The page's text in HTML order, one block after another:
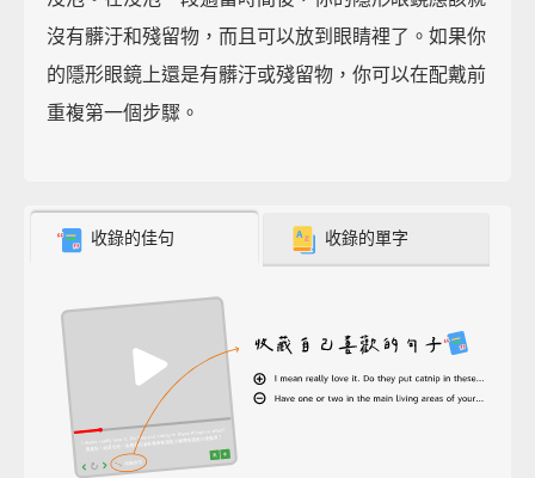
沒有髒汙和殘留物，而且可以放到眼睛裡了。如果你
的隱形眼鏡上還是有髒汙或殘留物，你可以在配戴前
重複第一個步驟。
收錄的佳句 收錄的單字